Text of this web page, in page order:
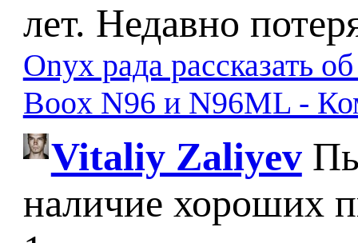
лет. Недавно
Onyx рада рассказать
Boox N96 и N96ML -
Vitaliy Zaliyev
наличие хороших